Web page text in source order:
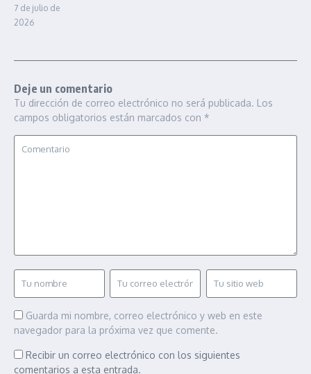
7 de julio de
2026
Deje un comentario
Tu dirección de correo electrónico no será publicada. Los
campos obligatorios están marcados con *
Guarda mi nombre, correo electrónico y web en este
navegador para la próxima vez que comente.
Recibir un correo electrónico con los siguientes
comentarios a esta entrada.